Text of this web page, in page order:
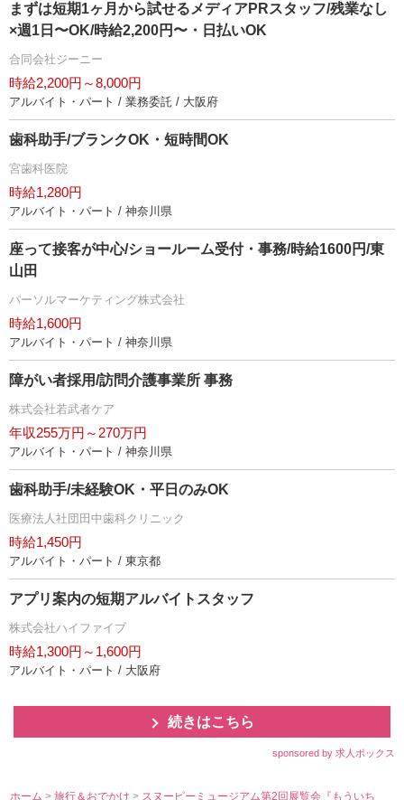
まずは短期1ヶ月から試せるメディアPRスタッフ/残業なし
×週1日〜OK/時給2,200円〜・日払いOK
合同会社ジーニー
時給2,200円～8,000円
アルバイト・パート / 業務委託 / 大阪府
歯科助手/ブランクOK・短時間OK
宮歯科医院
時給1,280円
アルバイト・パート / 神奈川県
座って接客が中心/ショールーム受付・事務/時給1600円/東
山田
パーソルマーケティング株式会社
時給1,600円
アルバイト・パート / 神奈川県
障がい者採用/訪問介護事業所 事務
株式会社若武者ケア
年収255万円～270万円
アルバイト・パート / 神奈川県
歯科助手/未経験OK・平日のみOK
医療法人社団田中歯科クリニック
時給1,450円
アルバイト・パート / 東京都
アプリ案内の短期アルバイトスタッフ
株式会社ハイファイブ
時給1,300円～1,600円
アルバイト・パート / 大阪府
続きはこちら
sponsored by 求人ボックス
ホーム >旅行＆おでかけ> スヌーピーミュージアム第2回展覧会『もういち